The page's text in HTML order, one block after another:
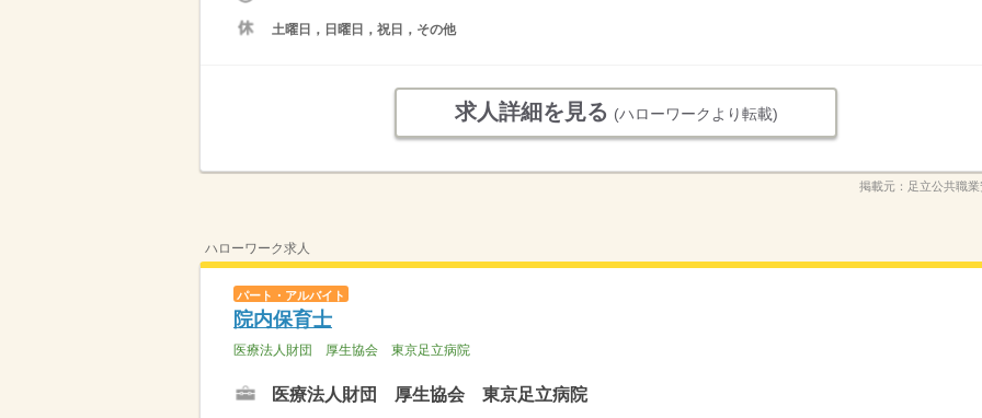
土曜日，日曜日，祝日，その他
求人詳細を見る (ハローワークより転載)
掲載元： 足立公共職
ハローワーク求人
パート・アルバイト
院内保育士
医療法人財団 厚生協会 東京足立病院
医療法人財団 厚生協会 東京足立病院